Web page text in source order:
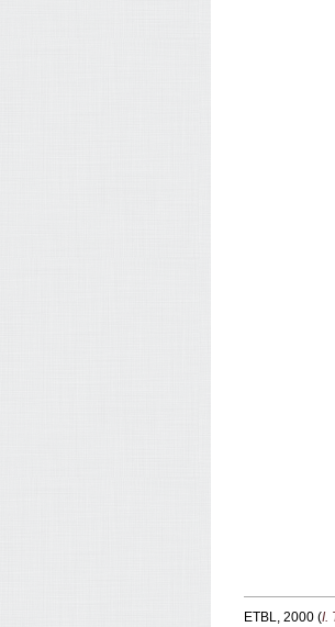
ETBL, 2000 (I.